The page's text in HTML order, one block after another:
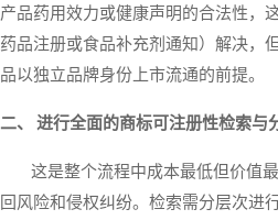
产品药用效力或健康声明的合法性，
药品注册或食品补充剂通知）解决，
品以独立品牌身份上市流通的前提。
二、 进行全面的商标可注册性检索与
这是整个流程中成本最低但价值最
回风险和侵权纠纷。检索需分层次进